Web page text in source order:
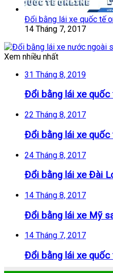
Đổi bằng lái xe quốc tế
14 Tháng 7, 2017
Xem nhiều nhất
31 Tháng 8, 2019
Đổi bằng lái xe quốc
22 Tháng 8, 2017
Đổi bằng lái xe quốc
24 Tháng 8, 2017
Đổi bằng lái xe Đài
14 Tháng 8, 2017
Đổi bằng lái xe Mỹ
14 Tháng 7, 2017
Đổi bằng lái xe quốc